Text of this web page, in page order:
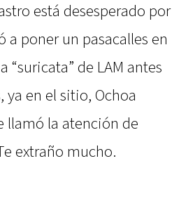
está desesperado por
poner un pasacalles en
“suricata” de LAM antes
ya en el sitio, Ochoa
llamó la atención de
extraño mucho.